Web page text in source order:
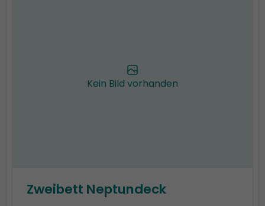
Kein Bild vorhanden
Zweibett Neptundeck